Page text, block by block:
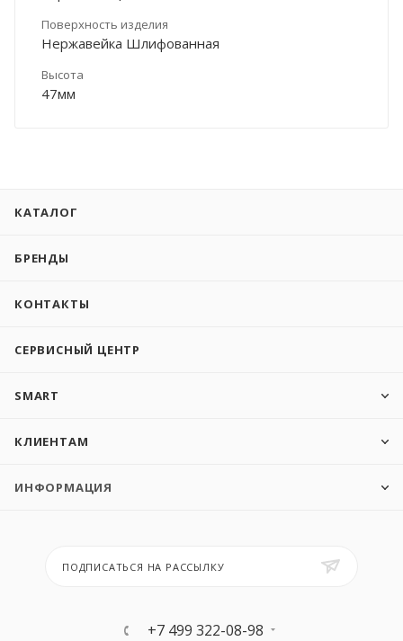
Поверхность изделия
Нержавейка Шлифованная
Высота
47мм
КАТАЛОГ
БРЕНДЫ
КОНТАКТЫ
СЕРВИСНЫЙ ЦЕНТР
SMART
КЛИЕНТАМ
ИНФОРМАЦИЯ
ПОДПИСАТЬСЯ НА РАССЫЛКУ
+7 499 322-08-98